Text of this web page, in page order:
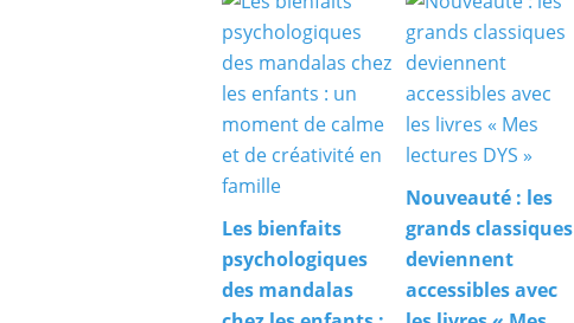
Les bienfaits
psychologiques
des mandalas
Nouveauté : les
grands classiques
deviennent
accessibles avec